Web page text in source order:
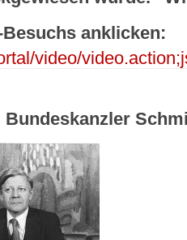
anklicken:
video/